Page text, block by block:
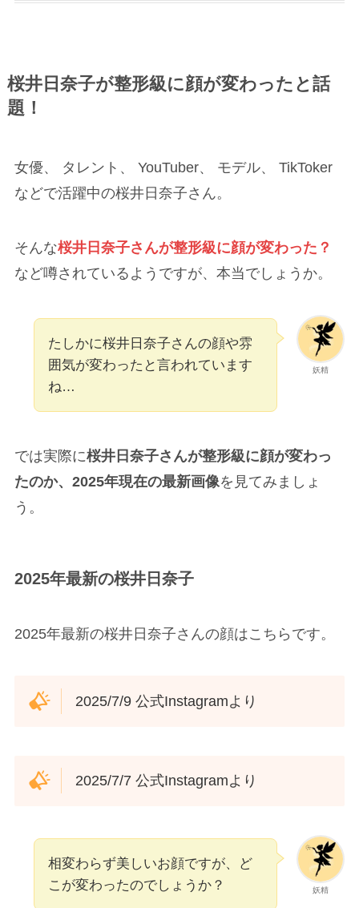
桜井日奈子が整形級に顔が変わったと話
題！
女優、 タレント、 YouTuber、 モデル、 TikToker
などで活躍中の桜井日奈子さん。
そんな桜井日奈子さんが整形級に顔が変わった？
など噂されているようですが、本当でしょうか。
妖精
たしかに桜井日奈子さんの顔や雰
囲気が変わったと言われています
ね…
では実際に桜井日奈子さんが整形級に顔が変わっ
たのか、2025年現在の最新画像を見てみましょ
う。
2025年最新の桜井日奈子
2025年最新の桜井日奈子さんの顔はこちらです。
2025/7/9 公式Instagramより
2025/7/7 公式Instagramより
妖精
相変わらず美しいお顔ですが、ど
こが変わったのでしょうか？